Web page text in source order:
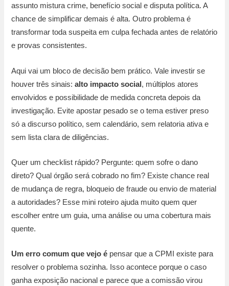
assunto mistura crime, benefício social e disputa política. A
chance de simplificar demais é alta. Outro problema é
transformar toda suspeita em culpa fechada antes de relatório
e provas consistentes.
Aqui vai um bloco de decisão bem prático. Vale investir se
houver três sinais:alto impacto social, múltiplos atores
envolvidos e possibilidade de medida concreta depois da
investigação. Evite apostar pesado se o tema estiver preso
só a discurso político, sem calendário, sem relatoria ativa e
sem lista clara de diligências.
Quer um checklist rápido? Pergunte: quem sofre o dano
direto? Qual órgão será cobrado no fim? Existe chance real
de mudança de regra, bloqueio de fraude ou envio de material
a autoridades? Esse mini roteiro ajuda muito quem quer
escolher entre um guia, uma análise ou uma cobertura mais
quente.
Um erro comum que vejo é pensar que a CPMI existe para
resolver o problema sozinha. Isso acontece porque o caso
ganha exposição nacional e parece que a comissão virou